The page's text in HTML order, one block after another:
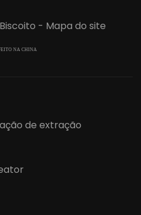
Biscoito - Mapa do site
NA CHINA
de extração